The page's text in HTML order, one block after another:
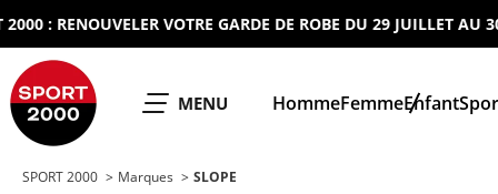
: RENOUVELER VOTRE GARDE DE ROBE DU 29 JUILLET AU 30
OUVRIR LE
MENU HommeFemmeEnfant
SPORT 2000 Marques SLOPE